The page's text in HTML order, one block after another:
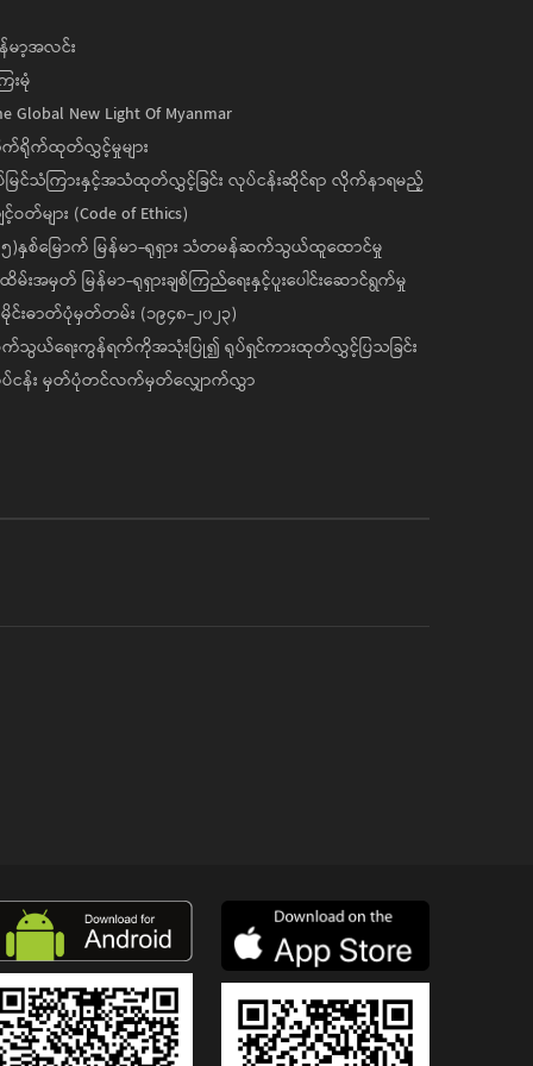
န်မာ့အလင်း
းမုံ
Global New Light Of Myanmar
ရိုက်ထုတ်လွှင့်မှုများ
မြင်သံကြားနှင့်အသံထုတ်လွှင့်ခြင်း လုပ်ငန်းဆိုင်ရာ လိုက်နာရမည့်
ဝတ်များ (Code of Ethics)
)နှစ်မြောက် မြန်မာ-ရုရှား သံတမန်ဆက်သွယ်ထူထောင်မှု
းအမှတ် မြန်မာ-ရုရှားချစ်ကြည်ရေးနှင့်ပူးပေါင်းဆောင်ရွက်မှု
င်းဓာတ်ပုံမှတ်တမ်း (၁၉၄၈-၂၀၂၃)
သွယ်ရေးကွန်ရက်ကိုအသုံးပြု၍ ရုပ်ရှင်ကားထုတ်လွှင့်ပြသခြင်း
ငန်း မှတ်ပုံတင်လက်မှတ်လျှောက်လွှာ